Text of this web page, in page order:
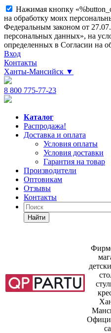
Нажимая кнопку
на обработку моих
Федеральным законом от
персональных данных», на
определенных в Согласии на
Вход
Контакты
Ханты-Мансийск ▼
8 800 775-77-23
Каталог
Распродажа!
Доставка и оплата
Условия оплаты
Условия доставки
Гарантия на товар
Производители
Оптовикам
Отзывы
Контакты
Найти